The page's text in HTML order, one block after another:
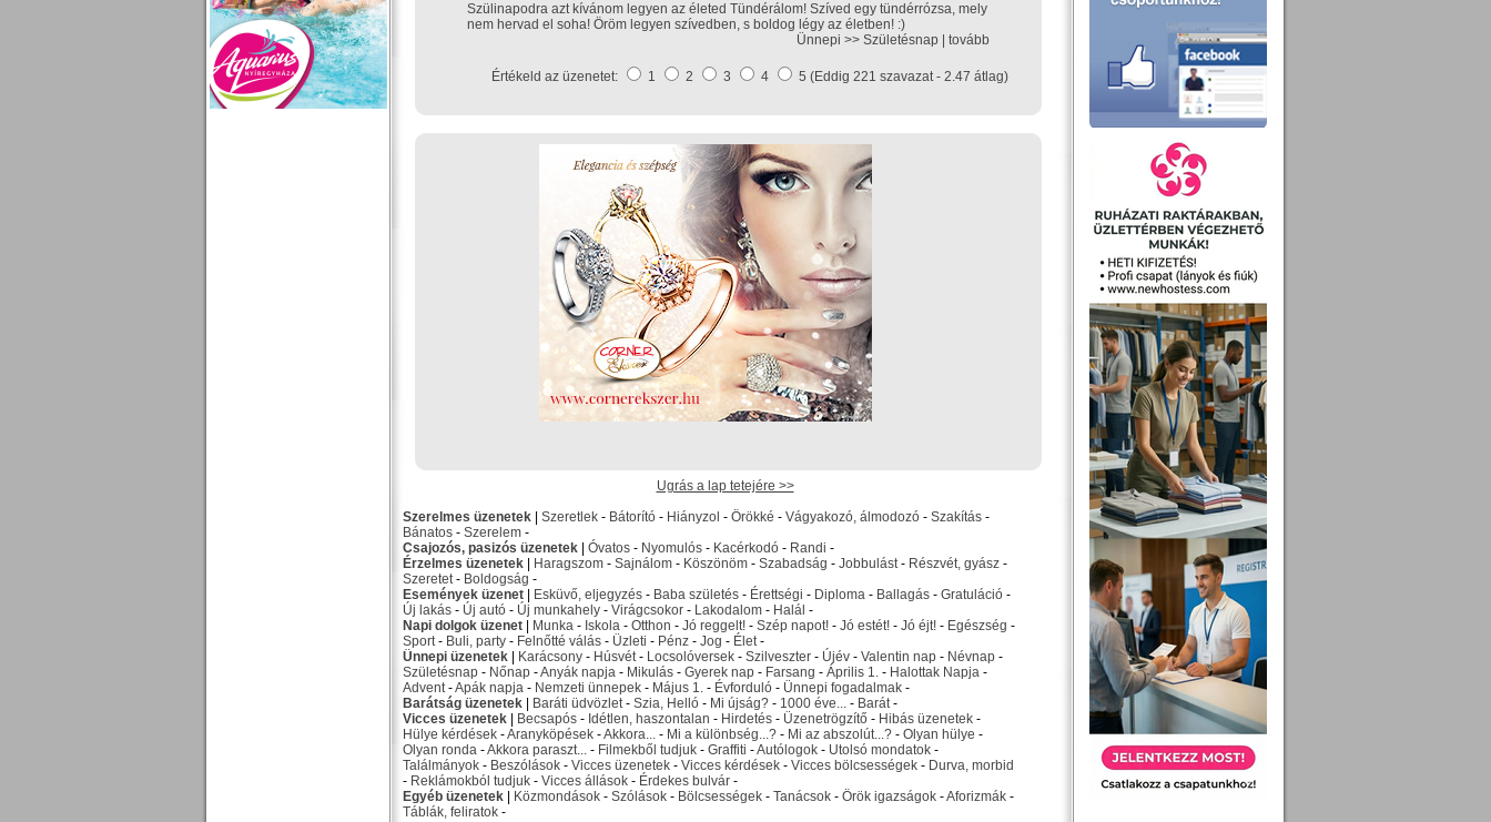
Szülinapodra azt kívánom legyen az életed Tündérálom! Szíved egy tündérrózsa, mely
nem hervad el soha! Öröm legyen szívedben, s boldog légy az életben! :)
Ünnepi >> Születésnap tovább
Értékeld az üzenetet: 1 2 3 4 5 (Eddig 221 szavazat - 2.47 átlag)
Ugrás a lap tetejére >>
Szerelmes üzenetek
Szeretlek - Bátorító - Hiányzol - Örökké - Vágyakozó, álmodozó - Szakítás -
Bánatos - Szerelem -
Csajozós, pasizós üzenetek
Óvatos - Nyomulós - Kacérkodó - Randi -
Érzelmes üzenetek
Haragszom - Sajnálom - Köszönöm - Szabadság - Jobbulást- Részvét, gyász -
Szeretet- Boldogság -
Események üzenet
Esküvő, eljegyzés - Baba születés - Érettségi - Diploma - Ballagás - Gratuláció -
Új lakás - Új autó - Új munkahely - Virágcsokor - Lakodalom - Halál -
Napi dolgok üzenet
Munka - Iskola - Otthon - Jó reggelt! - Szép napot! - Jó estét! - Jó éjt! - Egészség -
Sport- Buli, party - Felnőtté válás - Üzleti - Pénz - Jog - Élet-
Ünnepi üzenetek
Karácsony - Húsvét- Locsolóversek - Szilveszter - Újév - Valentin nap - Névnap -
Születésnap - Nőnap -Anyák napja - Mikulás - Gyerek nap - Farsang - Április 1. - Halottak Napja -
Advent-Apák napja - Nemzeti ünnepek - Május 1. - Évforduló - Ünnepi fogadalmak -
Barátság üzenetek
Baráti üdvözlet- Szia, Helló - Mi újság? - 1000 éve... - Barát-
Vicces üzenetek
Becsapós - Idétlen, haszontalan - Hirdetés - Üzenetrögzítő - Hibás üzenetek -
Hülye kérdések -Aranyköpések -Akkora... - Mi a különbség...? - Mi az abszolút...? - Olyan hülye -
Olyan ronda -Akkora paraszt... - Filmekből tudjuk - Graffiti -Autólogok - Utolsó mondatok -
Találmányok - Beszólások - Vicces üzenetek - Vicces kérdések - Vicces bölcsességek - Durva, morbid
- Reklámokból tudjuk - Vicces állások - Érdekes bulvár -
Egyéb üzenetek
Közmondások - Szólások - Bölcsességek - Tanácsok - Örök igazságok -Aforizmák -
Táblák, feliratok -